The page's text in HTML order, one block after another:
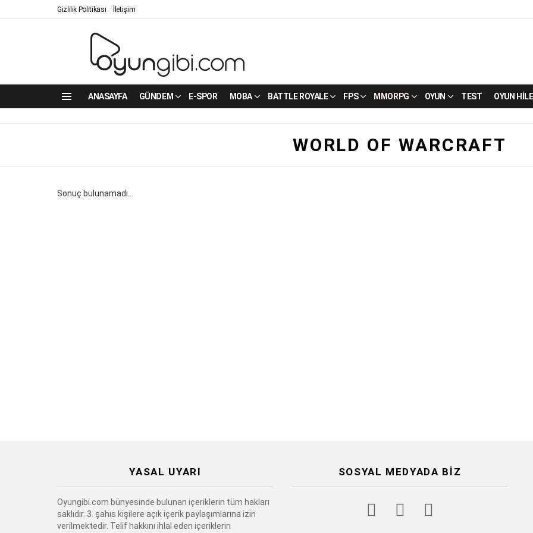
Gizlilik Politikası İletişim
ANASAYFA GÜNDEM E-SPOR MOBA BATTLE ROYALE FPS MMORPG OYUN TEST OYUN
WORLD OF WARCRAFT
Sonuç bulunamadı...
YASAL UYARI
Oyungibi.com bünyesinde bulunan içeriklerin tüm hakları
saklıdır. 3. şahıs kişilere açık içerik paylaşımlarına izin
verilmektedir. Telif hakkını ihlal eden içeriklerin
SOSYAL MEDYADA BIZ